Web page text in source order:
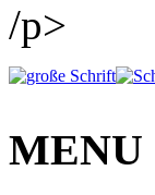
/p>
MENU